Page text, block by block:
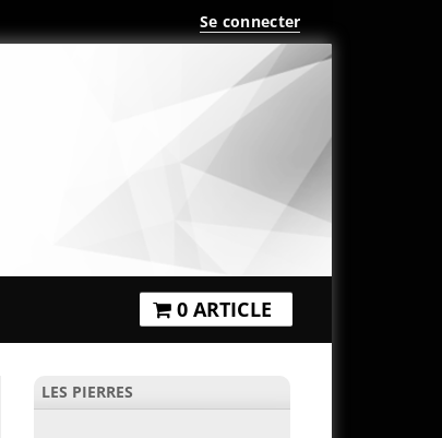
Se connecter
0 ARTICLE
LES PIERRES